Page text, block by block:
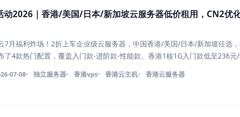
动2026｜香港/美国/日本/新加坡云服务器低价租用，CN2优
7月福利炸场！2折上车企业级云服务器，中国香港/美国/日本/新加坡任选
了4款热门配置，覆盖入门款-进阶款-性能款。香港1核1G入门款低至236元
/年，日本4核8G企业级永久886元/年，更有高性能香港8核16G限时996元/
07-08 独立服务器 香港vps 香港云主机 香港云服务器